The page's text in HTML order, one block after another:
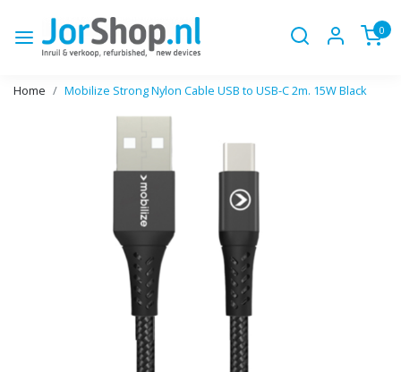
0
Home Mobilize Strong Nylon Cable USB to USB-C 2m. 15W Black